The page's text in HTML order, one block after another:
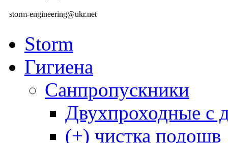
storm-engineering@ukr.net
Storm
Гигиена
Санпропускники
Двухпроходные с
(+) чистка подошв